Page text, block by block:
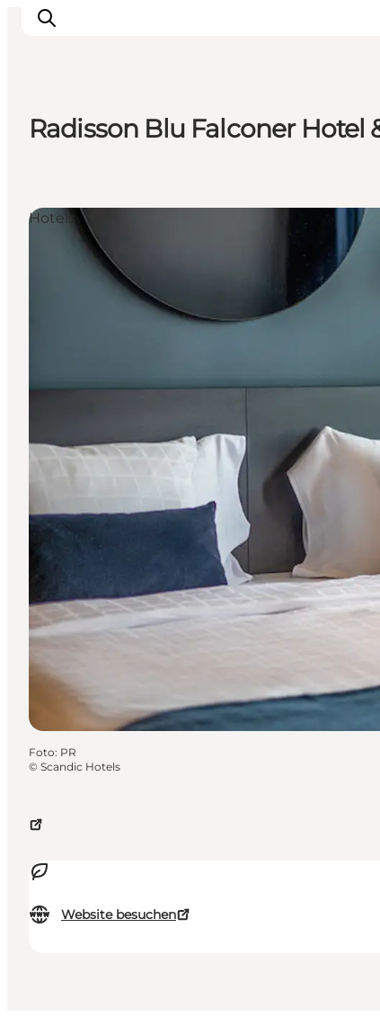
Planen
Radisson Blu Falconer Hotel
Website besuchen
Hotels
Foto: PR
© Scandic Hotels